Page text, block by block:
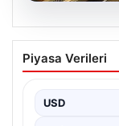
07.08.2026
Enflasyon
Piyasa Verileri
USD